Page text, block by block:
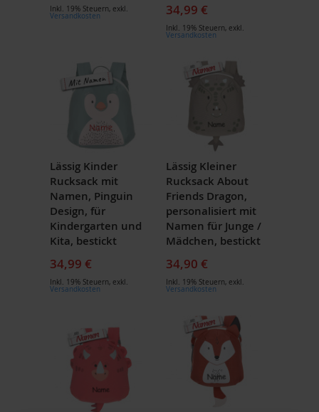
Inkl. 19% Steuern, exkl.
Versandkosten 34,99 €
Inkl. 19% Steuern, exkl.
Versandkosten
Lässig Kinder
Rucksack mit
Namen, Pinguin
Design, für
Kindergarten und
Kita, bestickt
34,99 €
Inkl. 19% Steuern, exkl.
Versandkosten
Lässig Kleiner
Rucksack About
Friends Dragon,
personalisiert mit
Namen für Junge /
Mädchen, bestickt
34,90 €
Inkl. 19% Steuern, exkl.
Versandkosten